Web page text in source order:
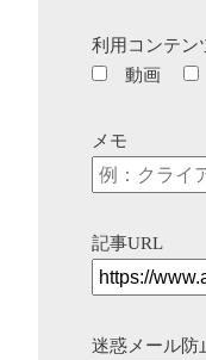
利用コンテン
動画
メモ
記事URL
迷惑メール防